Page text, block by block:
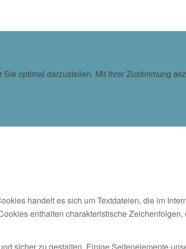
optimal darzustellen. Mit Ihrer Zustimmung
handelt es sich um Textdateien, die im
enthalten charakteristische